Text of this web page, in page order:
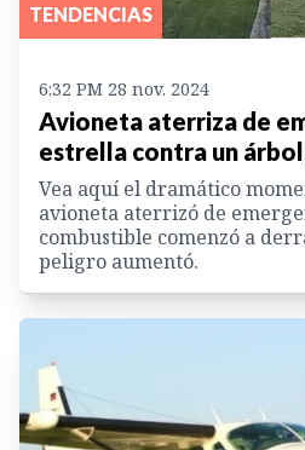
TENDENCIAS
6:32 PM 28 nov. 2024
Avioneta aterriza de
estrella contra un
Vea aquí el dramático
avioneta aterrizó de
combustible comenzó a
peligro aumentó.